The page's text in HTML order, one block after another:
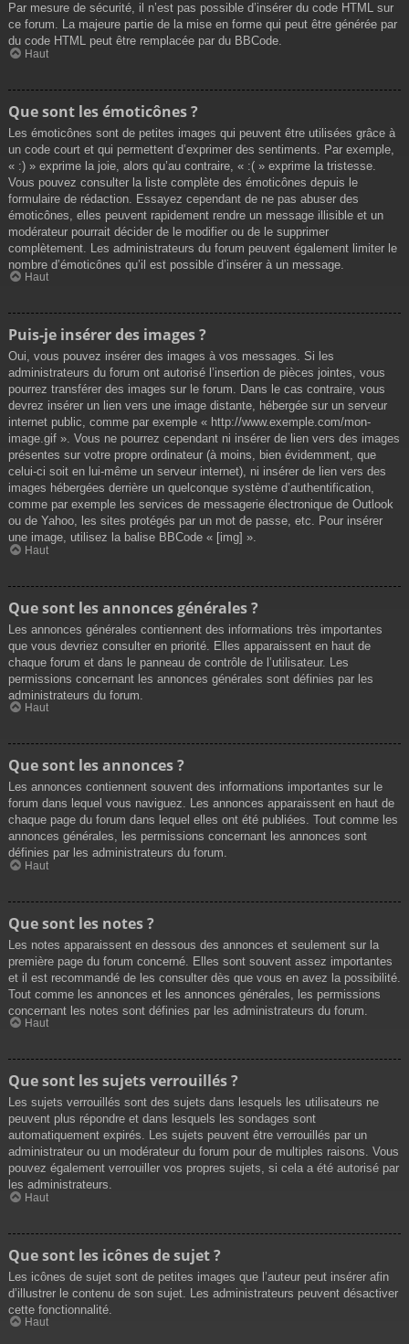
Par mesure de sécurité, il n’est pas possible d’insérer du code HTML sur
ce forum. La majeure partie de la mise en forme qui peut être générée par
du code HTML peut être remplacée par du BBCode.
Haut
Que sont les émoticônes ?
Les émoticônes sont de petites images qui peuvent être utilisées grâce à
un code court et qui permettent d’exprimer des sentiments. Par exemple,
« :) » exprime la joie, alors qu’au contraire, « :( » exprime la tristesse.
Vous pouvez consulter la liste complète des émoticônes depuis le
formulaire de rédaction. Essayez cependant de ne pas abuser des
émoticônes, elles peuvent rapidement rendre un message illisible et un
modérateur pourrait décider de le modifier ou de le supprimer
complètement. Les administrateurs du forum peuvent également limiter le
nombre d’émoticônes qu’il est possible d’insérer à un message.
Haut
Puis-je insérer des images ?
Oui, vous pouvez insérer des images à vos messages. Si les
administrateurs du forum ont autorisé l’insertion de pièces jointes, vous
pourrez transférer des images sur le forum. Dans le cas contraire, vous
devrez insérer un lien vers une image distante, hébergée sur un serveur
internet public, comme par exemple « http://www.exemple.com/mon-
image.gif ». Vous ne pourrez cependant ni insérer de lien vers des images
présentes sur votre propre ordinateur (à moins, bien évidemment, que
celui-ci soit en lui-même un serveur internet), ni insérer de lien vers des
images hébergées derrière un quelconque système d’authentification,
comme par exemple les services de messagerie électronique de Outlook
ou de Yahoo, les sites protégés par un mot de passe, etc. Pour insérer
une image, utilisez la balise BBCode « [img] ».
Haut
Que sont les annonces générales ?
Les annonces générales contiennent des informations très importantes
que vous devriez consulter en priorité. Elles apparaissent en haut de
chaque forum et dans le panneau de contrôle de l’utilisateur. Les
permissions concernant les annonces générales sont définies par les
administrateurs du forum.
Haut
Que sont les annonces ?
Les annonces contiennent souvent des informations importantes sur le
forum dans lequel vous naviguez. Les annonces apparaissent en haut de
chaque page du forum dans lequel elles ont été publiées. Tout comme les
annonces générales, les permissions concernant les annonces sont
définies par les administrateurs du forum.
Haut
Que sont les notes ?
Les notes apparaissent en dessous des annonces et seulement sur la
première page du forum concerné. Elles sont souvent assez importantes
et il est recommandé de les consulter dès que vous en avez la possibilité.
Tout comme les annonces et les annonces générales, les permissions
concernant les notes sont définies par les administrateurs du forum.
Haut
Que sont les sujets verrouillés ?
Les sujets verrouillés sont des sujets dans lesquels les utilisateurs ne
peuvent plus répondre et dans lesquels les sondages sont
automatiquement expirés. Les sujets peuvent être verrouillés par un
administrateur ou un modérateur du forum pour de multiples raisons. Vous
pouvez également verrouiller vos propres sujets, si cela a été autorisé par
les administrateurs.
Haut
Que sont les icônes de sujet ?
Les icônes de sujet sont de petites images que l’auteur peut insérer afin
d’illustrer le contenu de son sujet. Les administrateurs peuvent désactiver
cette fonctionnalité.
Haut